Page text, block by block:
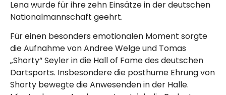
Lena wurde für ihre zehn Einsätze in der deutschen
Nationalmannschaft geehrt.
Für einen besonders emotionalen Moment sorgte
die Aufnahme von Andree Welge und Tomas
„Shorty“ Seyler in die Hall of Fame des deutschen
Dartsports. Insbesondere die posthume Ehrung von
Shorty bewegte die Anwesenden in der Halle.